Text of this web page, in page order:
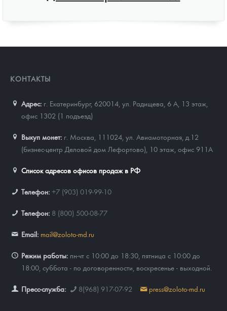
КОНТАКТЫ
Адрес: г. Екатеринбург, 620014 ул. Радищева, 6 А, 13 этаж,
офис 1302 (1 подъезд)
Выкуп монет: г. Москва, 111024, ул. Авиамоторная, д.12
(бизнес-центр Деловой дом Лефортово), 10 этаж, офис 911А
Список адресов офисов продаж в РФ
Телефон: +7 (903) 019-99-10
Телефон: 8 (800) 500-08-77
Email: mail@zoloto-md.ru
Режим работы: пн-чт с 10:00 до 18:30, пятница с 10:00 до
18:00, суббота - по договоренности, воскресенье - выходной.
Пресс-служба: 8(968) 917-07-92 press@zoloto-md.ru